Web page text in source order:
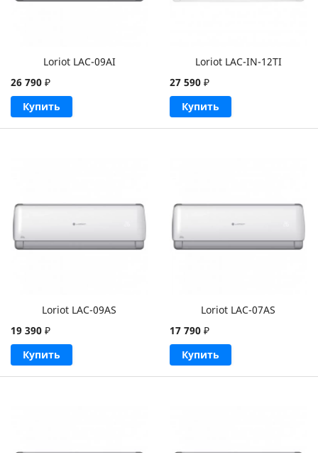
Loriot LAC-09AI
26 790 ₽
Купить
Loriot LAC-IN-12TI
27 590₽
Купить
Loriot LAC-09AS
19 390 ₽
Купить
Loriot LAC-07AS
17 790₽
Купить